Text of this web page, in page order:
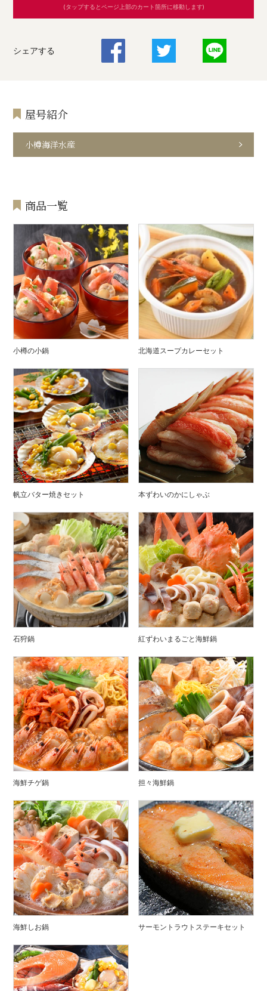
(タップするとページ上部のカート箇所に移動します)
シェアする
屋号紹介
小樽海洋水産
商品一覧
小樽の小鍋 北海道スープカレーセット
帆立バター焼きセット 本ずわいのかにしゃぶ
石狩鍋 紅ずわいまるごと海鮮鍋
海鮮チゲ鍋 担々海鮮鍋
海鮮しお鍋 サーモントラウトステーキセット